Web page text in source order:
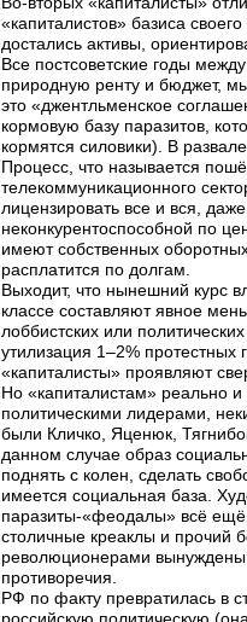
«капиталистов» базиса
достались активы,
Все постсоветские годы
природную ренту и бюджет,
это «джентльменское
кормовую базу паразитов,
кормятся силовики). В
Процесс, что называется
телекоммуникационного
лицензировать все и вся,
неконкурентоспособной по
имеют собственных
расплатится по долгам.
Выходит, что нынешний курс
классе составляют явное
лоббистских или
утилизация 1–2%
«капиталисты» проявляют
Но «капиталистам» реально
политическими лидерами,
были Кличко, Яценюк,
данном случае образ
поднять с колен, сделать
имеется социальная база.
паразиты-«феодалы» всё ещё
столичные креаклы и прочий
революционерами вынуждены
противоречия.
РФ по факту превратилась в